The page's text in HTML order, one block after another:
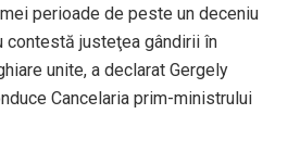
perioade de peste un deceniu
justeţea gândirii în
unite, a declarat Gergely
Cancelaria prim-ministrului